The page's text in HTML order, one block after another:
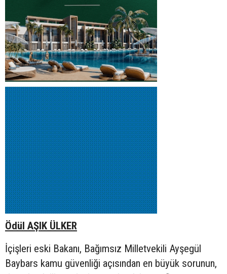
Ödül AŞIK ÜLKER
İçişleri eski Bakanı, Bağımsız Milletvekili Ayşegül
Baybars kamu güvenliği açısından en büyük sorunun,